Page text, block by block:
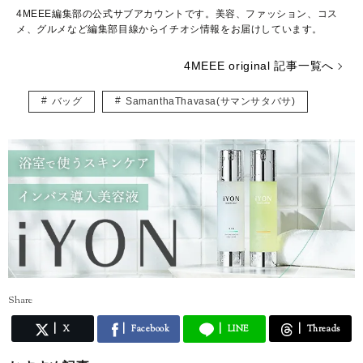
4MEEE編集部の公式サブアカウントです。美容、ファッション、コス
メ、グルメなど編集部目線からイチオシ情報をお届けしています。
4MEEE original 記事一覧へ
バッグ SamanthaThavasa(サマンサタバサ)
Share
X Facebook LINE Threads